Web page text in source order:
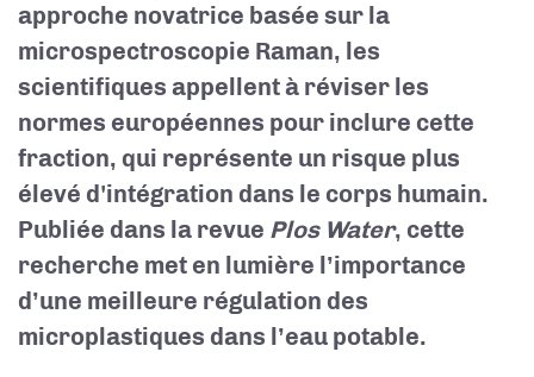
approche novatrice basée sur la
microspectroscopie Raman, les
scientifiques appellent à réviser les
normes européennes pour inclure cette
fraction, qui représente un risque plus
élevé d'intégration dans le corps humain.
Publiée dans la revue Plos Water, cette
recherche met en lumière l’importance
d’une meilleure régulation des
microplastiques dans l’eau potable.